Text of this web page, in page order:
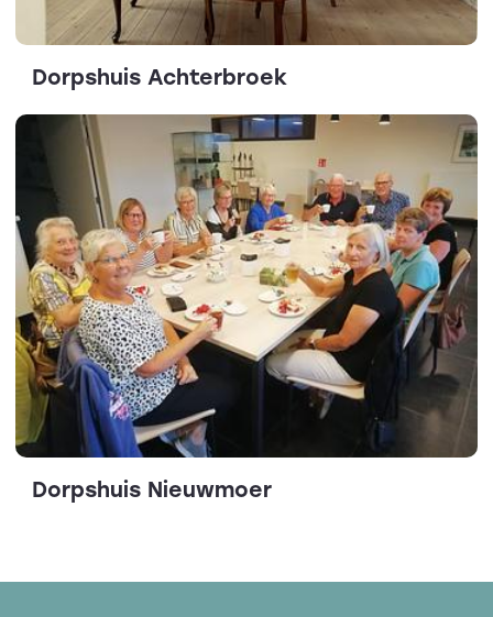
Dorpshuis Achterbroek
Dorpshuis Nieuwmoer